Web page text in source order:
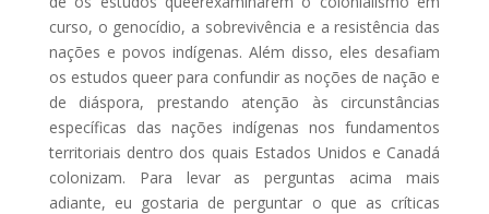
curso, o genocídio, a sobrevivência e a resistência das
nações e povos indígenas. Além disso, eles desafiam
os estudos queer para confundir as noções de nação e
de diáspora, prestando atenção às circunstâncias
específicas das nações indígenas nos fundamentos
territoriais dentro dos quais Estados Unidos e Canadá
colonizam. Para levar as perguntas acima mais
adiante, eu gostaria de perguntar o que as críticas